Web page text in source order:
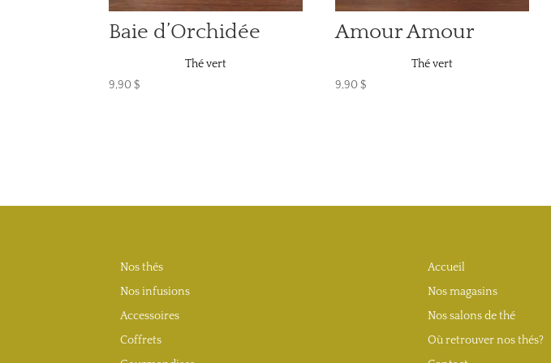
Baie d’Orchidée
Thé vert
9,90$
Amour Amour
Thé vert
9,90$
Nos thés
Nos infusions
Accessoires
Coffrets
Accueil
Nos magasins
Nos salons de thé
Où retrouver nos thés?